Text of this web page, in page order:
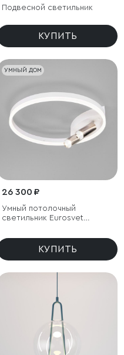
Подвесной светильник
КУПИТЬ
УМНЫЙ ДОМ
26 300 ₽
Умный потолочный
светильник Eurosvet
КУПИТЬ